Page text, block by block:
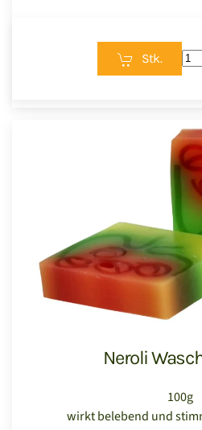
Stk.
Neroli
100g
wirkt belebend und